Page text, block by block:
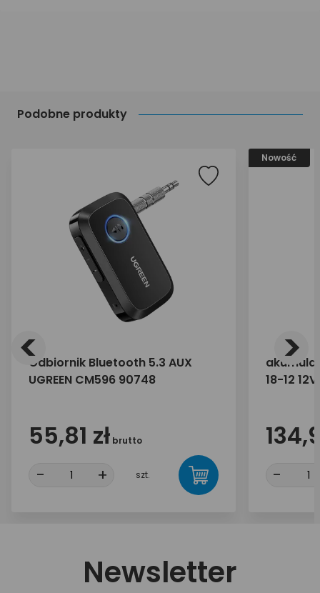
Podobne produkty
Odbiornik Bluetooth 5.3 AUX
UGREEN CM596 90748
55,81 zł brutto
- + szt.
Nowość
18-12
-
< >
Newsletter